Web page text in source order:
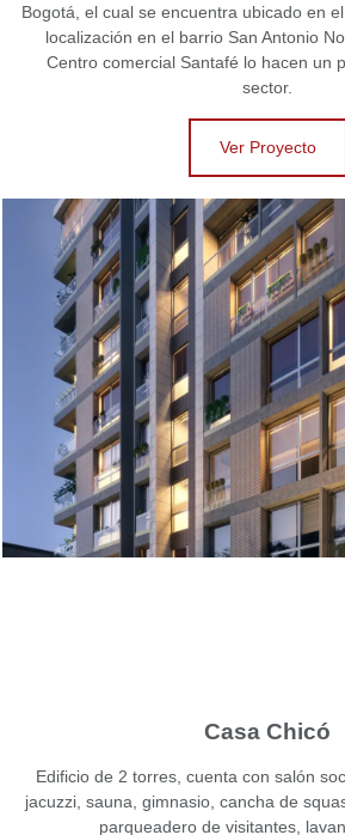
Bogotá, el cual se encuentra ubicado en
localización en el barrio San Antonio
Centro comercial Santafé lo hacen un
sector.
Ver Proyecto
Casa Chicó
Edificio de 2 torres, cuenta con salón
jacuzzi, sauna, gimnasio, cancha de
parqueadero de visitantes,